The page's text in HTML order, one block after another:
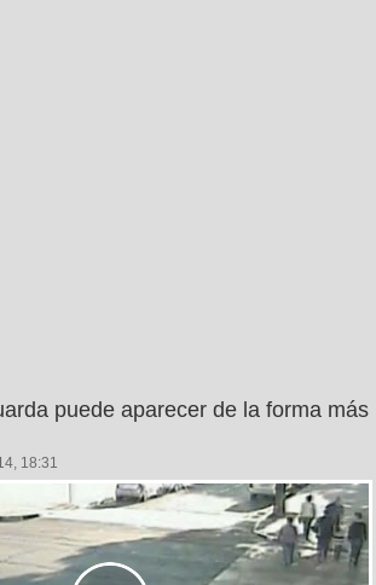
puede aparecer de la forma más
18:31